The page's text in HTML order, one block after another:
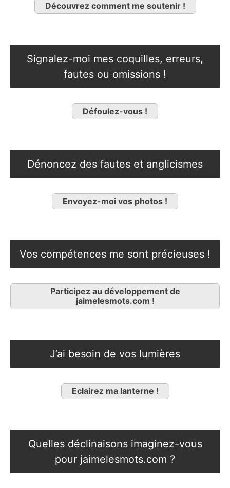
Découvrez comment me soutenir !
Signalez-moi mes coquilles, erreurs,
fautes ou omissions !
Défoulez-vous !
Dénoncez des fautes et anglicismes
Envoyez-moi vos photos !
Vos compétences me sont précieuses !
Participez au développement de
jaimelesmots.com !
J’ai besoin de vos lumières
Eclairez ma lanterne !
Quelles déclinaisons imaginez-vous
pour jaimelesmots.com ?